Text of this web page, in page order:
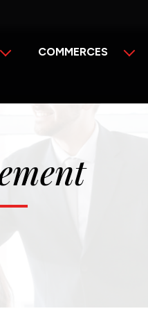
COMMERCES
Location